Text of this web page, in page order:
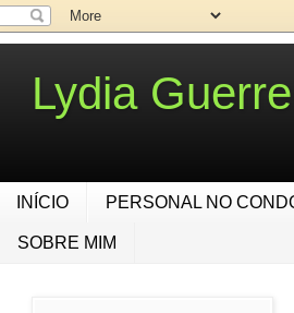
Lydia
INÍCIO PERSONAL NO
SOBRE MIM